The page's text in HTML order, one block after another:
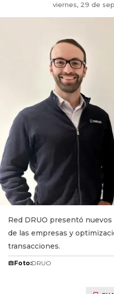
viernes, 29 de
Red DRUO presentó
de las empresas y
transacciones.
Foto:DRUO